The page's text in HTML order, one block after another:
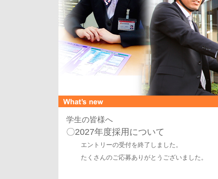
学生の皆様へ
〇2027年度採用について
エントリーの受付を終了しました。
たくさんのご応募ありがとうございました。